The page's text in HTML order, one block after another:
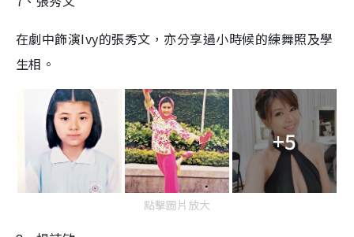
在劇中飾演Ivy的張秀文，亦分享過小時候的練舞照及學
生相。
+5
點擊圖片放大